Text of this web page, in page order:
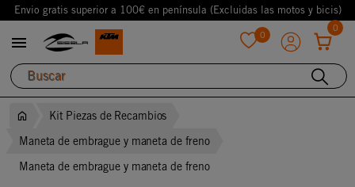
Envio gratis superior a 100€ en península (Excluidas las motos y bicis)
 0
0
Kit Piezas de Recambios
Maneta de embrague y maneta de freno
Maneta de embrague y maneta de freno